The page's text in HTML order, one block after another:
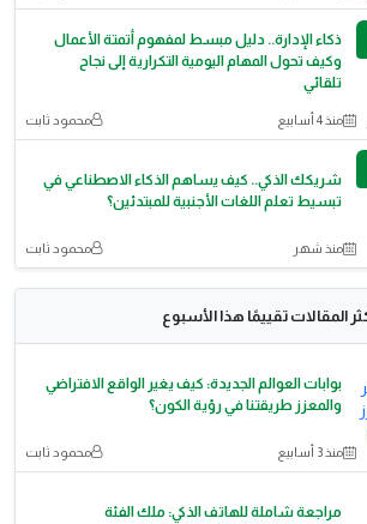
ذكاء الإدارة.. دليل مبسط لمفهوم أتمتة الأعمال
وكيف تحول المهام اليومية التكرارية إلى نجاح
تلقائي
منذ 4 أسابيع محمود ثابت
شريكك الذكي.. كيف يساهم الذكاء الاصطناعي في
تبسيط تعلم اللغات الأجنبية للمبتدئين؟
منذ شهر محمود ثابت
المقالات تقييمًا هذا الأسبوع
بوابات العوالم الجديدة: كيف يغير الواقع الافتراضي
والمعزز طريقتنا في رؤية الكون؟
منذ 3 أسابيع محمود ثابت
مراجعة شاملة للهاتف الذكي: ملك الفئة